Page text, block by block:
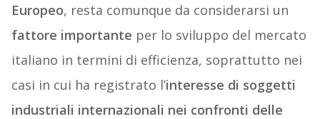
Europeo, resta comunque da considerarsi un
fattore importante per lo sviluppo del mercato
italiano in termini di efficienza, soprattutto nei
casi in cui ha registrato l’interesse di soggetti
industriali internazionali nei confronti delle